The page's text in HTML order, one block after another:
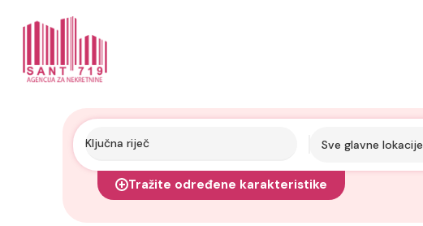
Sve glavne lokacije
Tražite određene karakteristike